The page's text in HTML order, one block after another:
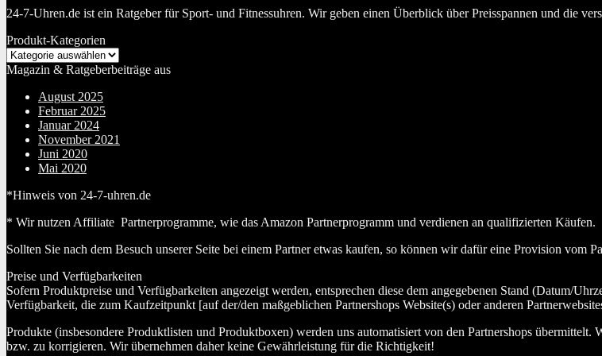
24-7-Uhren.de ist ein Ratgeber für Sport- und Fitnessuhren. Wir geben einen Überblick über Preisspannen und die
Produkt-Kategorien
Magazin & Ratgeberbeiträge aus
August 2025
Februar 2025
Januar 2024
November 2021
Juni 2020
Mai 2020
*Hinweis von 24-7-uhren.de
* Wir nutzen Affiliate Partnerprogramme, wie das Amazon Partnerprogramm und verdienen an qualifizierten Käufen.
Sollten Sie nach dem Besuch unserer Seite bei einem Partner etwas kaufen, so können wir dafür eine Provision vom
Preise und Verfügbarkeiten
Sofern Produktpreise und Verfügbarkeiten angezeigt werden, entsprechen diese dem angegebenen Stand (Datum/
Verfügbarkeit, die zum Kaufzeitpunkt [auf der/den maßgeblichen Partnershops Website(s) oder anderen
Produkte (insbesondere Produktlisten und Produktboxen) werden uns automatisiert von den Partnershops
bzw. zu korrigieren. Wir übernehmen daher keine Gewährleistung für die Richtigkeit!